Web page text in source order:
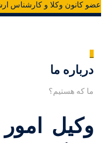
عضو کانون وکلا و کارشناس
درباره ما
ما که هستیم؟
وکیل